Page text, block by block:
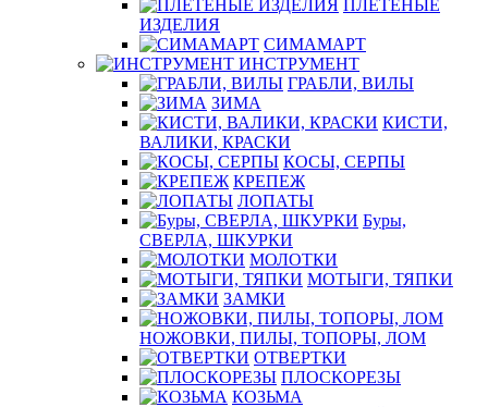
ПЛЕТЕНЫЕ
ИЗДЕЛИЯ
СИМАМАРТ
ИНСТРУМЕНТ
ГРАБЛИ, ВИЛЫ
ЗИМА
КИСТИ,
ВАЛИКИ, КРАСКИ
КОСЫ, СЕРПЫ
КРЕПЕЖ
ЛОПАТЫ
Буры,
СВЕРЛА, ШКУРКИ
МОЛОТКИ
МОТЫГИ, ТЯПКИ
ЗАМКИ
НОЖОВКИ, ПИЛЫ, ТОПОРЫ, ЛОМ
ОТВЕРТКИ
ПЛОСКОРЕЗЫ
КОЗЬМА